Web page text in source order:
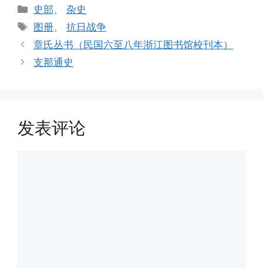
分
类
史部、杂史
标
签
图册、抗日战争
章氏丛书（民国六至八年浙江图书馆校刊本）
支那通史
发表评论